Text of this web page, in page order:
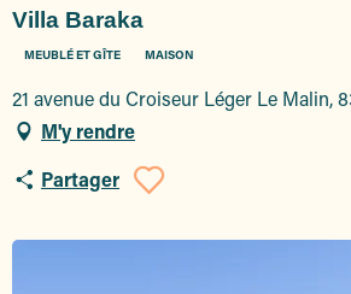
Villa Baraka
MEUBLÉ ET GÎTE MAISON
21 avenue du Croiseur Léger Le Malin,
M'y rendre
Partager
Ajouter